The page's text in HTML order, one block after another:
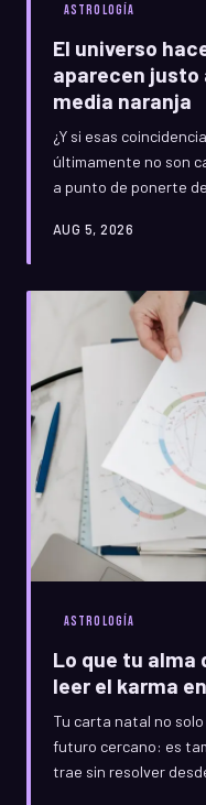
ASTROLOGÍA
El universo
aparecen justo
media naranja
¿Y si esas
últimamente no son
a punto de ponerte
antelación. Aprende
AUG 5, 2026
ASTROLOGÍA
Lo que tu alma
leer el karma
Tu carta natal no
futuro cercano: es
trae sin resolver